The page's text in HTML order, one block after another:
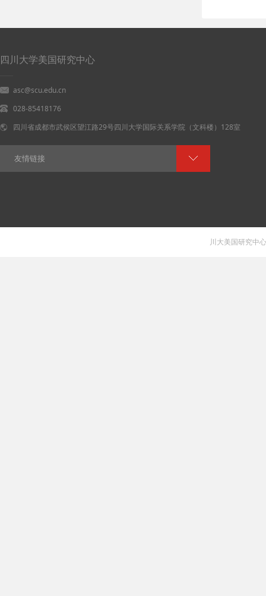
四川大学美国研究中心
asc@scu.edu.cn
028-85418176
四川省成都市武侯区望江路29号四川大学国际关系学院（文科楼）128室
友情链接
川大美国研究中